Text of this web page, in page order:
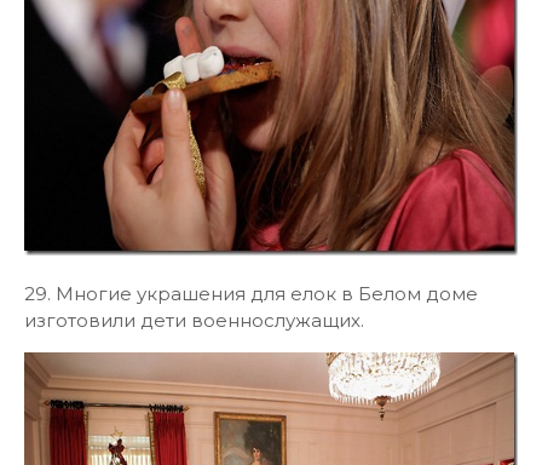
29. Многие украшения для елок в Белом доме
изготовили дети военнослужащих.